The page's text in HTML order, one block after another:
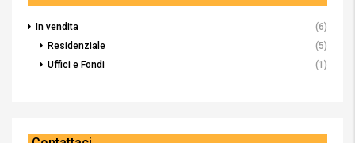
In vendita
Residenziale
(5)
Uffici e Fondi
(1)
(6)